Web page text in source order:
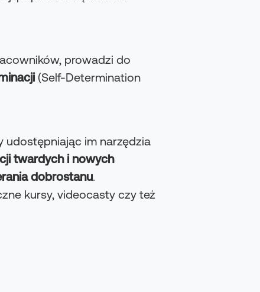
prowadzi do
(Self-Determination
im narzędzia
twardych i nowych
dobrostanu.
kursy, videocasty czy też